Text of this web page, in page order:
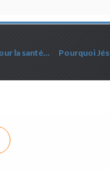
Norvège : La croix d’une Église qualifiée de «danger» pour la santé mentale